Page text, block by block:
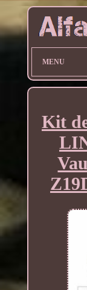
MENU
Kit